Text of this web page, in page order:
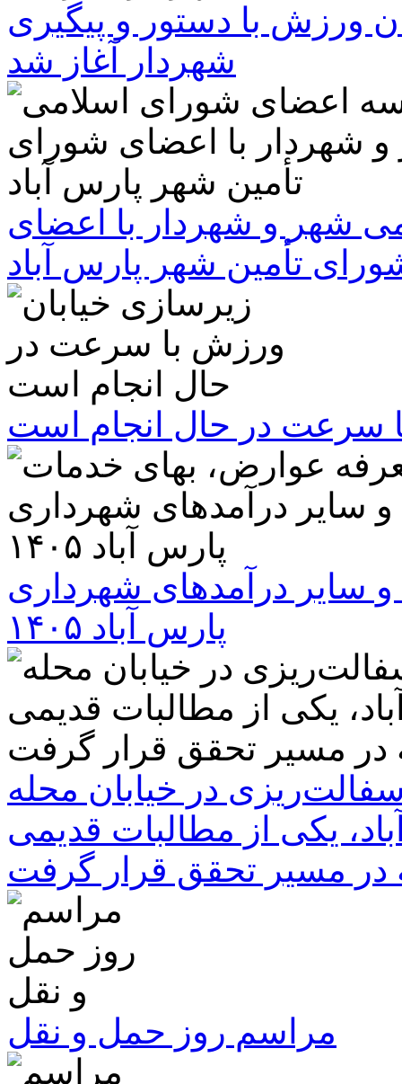
ورزش با دستور و پیگیری
شهردار آغاز شد
شهر و شهردار با اعضای
تأمین شهر پارس آباد
سرعت در حال انجام است
سایر درآمدهای شهرداری
پارس آباد ۱۴۰۵
در خیابان محله
یکی از مطالبات قدیمی
در مسیر تحقق قرار گرفت
مراسم روز حمل و نقل